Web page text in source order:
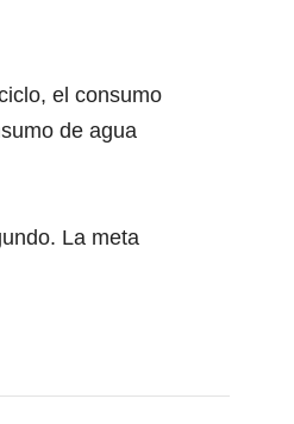
el consumo
de agua
La meta